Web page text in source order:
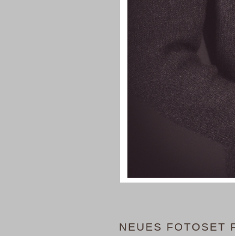
NEUES FOTOSET